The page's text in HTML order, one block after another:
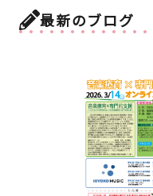
最新のブログ